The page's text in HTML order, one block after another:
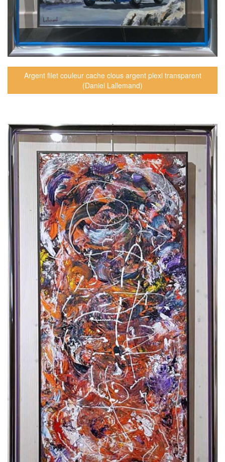
Argent filet couleur cache clous argent plexi transparent
(Daniel Lallemand)